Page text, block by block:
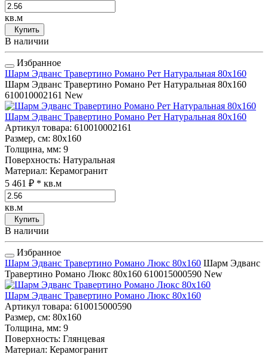
кв.м
Купить
В наличии
Избранное
Шарм Эдванс Травертино Романо Рет Натуральная 80x160
Шарм Эдванс Травертино Романо Рет Натуральная 80x160
610010002161 New
Шарм Эдванс Травертино Романо Рет Натуральная 80x160
Артикул товара: 610010002161
Размер, см: 80x160
Толщина, мм: 9
Поверхность: Натуральная
Материал: Керамогранит
5 461 ₽ * кв.м
кв.м
Купить
В наличии
Избранное
Шарм Эдванс Травертино Романо Люкс 80x160 Шарм Эдванс
Травертино Романо Люкс 80x160 610015000590 New
Шарм Эдванс Травертино Романо Люкс 80x160
Артикул товара: 610015000590
Размер, см: 80x160
Толщина, мм: 9
Поверхность: Глянцевая
Материал: Керамогранит